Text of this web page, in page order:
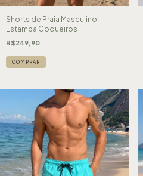
Shorts de Praia Masculino
Estampa Coqueiros
R$249,90
COMPRAR